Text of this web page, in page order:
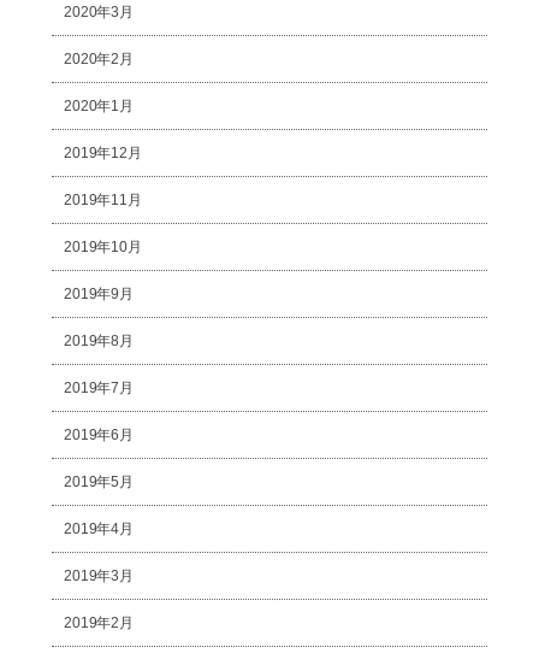
2020年3月
2020年2月
2020年1月
2019年12月
2019年11月
2019年10月
2019年9月
2019年8月
2019年7月
2019年6月
2019年5月
2019年4月
2019年3月
2019年2月